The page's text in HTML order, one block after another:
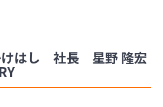
けはし 社長 星野 隆宏